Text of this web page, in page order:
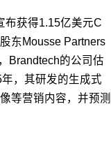
布获得1.15亿美元C
东Mousse Partners
Brandtech的公司估
，其研发的生成式
等营销内容，并预测